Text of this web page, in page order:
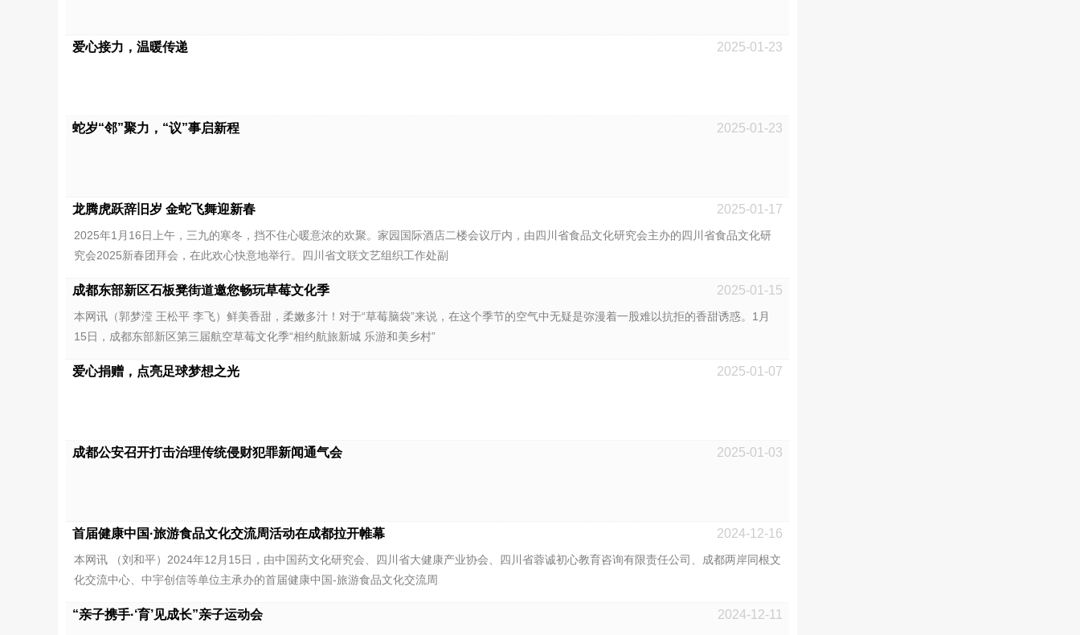
爱心接力，温暖传递 2025-01-23
蛇岁“邻”聚力，“议”事启新程 2025-01-23
龙腾虎跃辞旧岁 金蛇飞舞迎新春 2025-01-17
2025年1月16日上午，三九的寒冬，挡不住心暖意浓的欢聚。家园国际酒店二楼会议厅内，由四川省食品文化研究会主办的四川省食品文化研
究会2025新春团拜会，在此欢心快意地举行。四川省文联文艺组织工作处副
成都东部新区石板凳街道邀您畅玩草莓文化季 2025-01-15
本网讯（郭梦滢 王松平 李飞）鲜美香甜，柔嫩多汁！对于“草莓脑袋”来说，在这个季节的空气中无疑是弥漫着一股难以抗拒的香甜诱惑。1月
15日，成都东部新区第三届航空草莓文化季“相约航旅新城 乐游和美乡村”
爱心捐赠，点亮足球梦想之光 2025-01-07
​成都公安召开打击治理传统侵财犯罪新闻通气会 2025-01-03
首届健康中国·旅游食品文化交流周活动在成都拉开帷幕 2024-12-16
本网讯 （刘和平）2024年12月15日，由中国药文化研究会、四川省大健康产业协会、四川省蓉诚初心教育咨询有限责任公司、成都两岸同根文
化交流中心、中宇创信等单位主承办的首届健康中国-旅游食品文化交流周
“亲子携手·‘育’见成长”亲子运动会 2024-12-11